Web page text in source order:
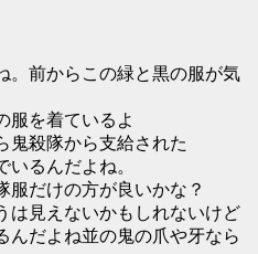
。前からこの緑と黒の服が気
服を着ているよ
鬼殺隊から支給された
るんだよね。
服だけの方が良いかな？
は見えないかもしれないけど
んだよね並の鬼の爪や牙なら